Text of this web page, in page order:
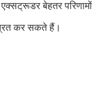
बेहतर परिणामों
कर सकते हैं।